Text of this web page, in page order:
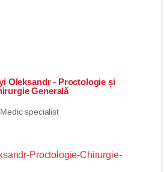
Oleksandr - Proctologie și
Generală
Medic specialist